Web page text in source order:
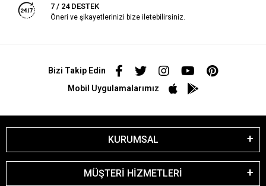
7 / 24 DESTEK
Öneri ve şikayetlerinizi bize iletebilirsiniz.
Bizi Takip Edin
Mobil Uygulamalarımız
KURUMSAL
MÜŞTERİ HİZMETLERİ